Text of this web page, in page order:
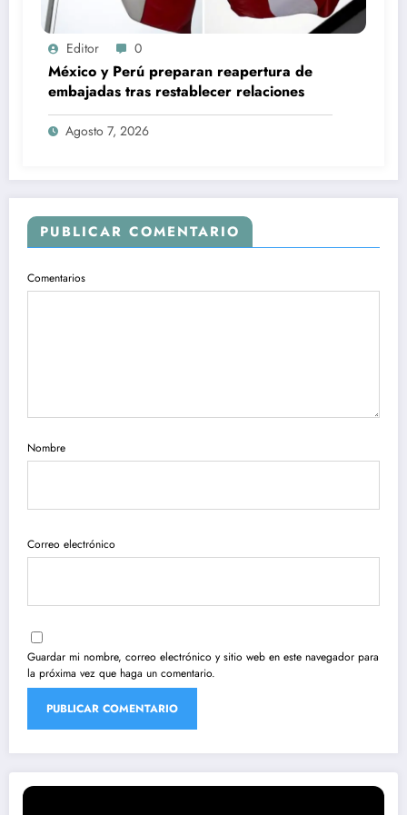
Editor 0
México y Perú preparan reapertura de
embajadas tras restablecer relaciones
Agosto 7, 2026
PUBLICAR COMENTARIO
Comentarios
Nombre
Correo electrónico
Guardar mi nombre, correo electrónico y sitio web en este navegador para
la próxima vez que haga un comentario.